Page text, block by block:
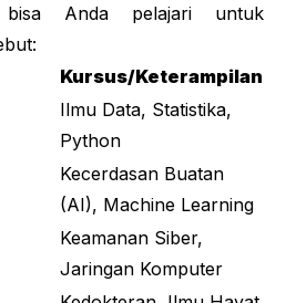
bisa Anda pelajari untuk
Kursus/Keterampilan
Ilmu Data, Statistika,
Python
Kecerdasan Buatan
(AI), Machine Learning
Keamanan Siber,
Jaringan Komputer